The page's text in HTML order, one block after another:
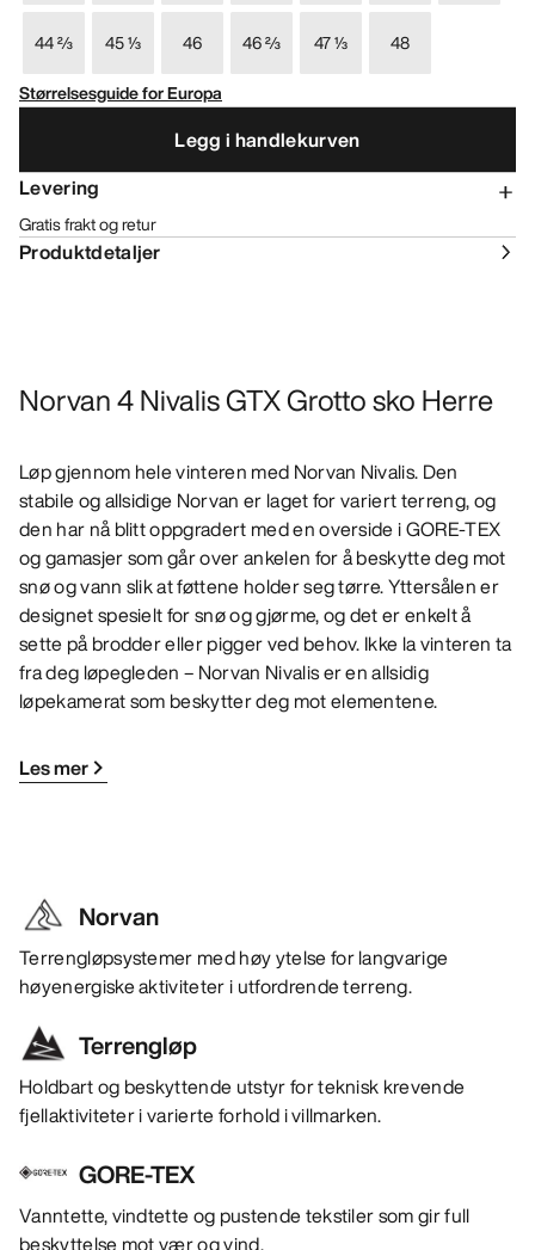
44 ⅔ 45 ⅓ 46 46 ⅔ 47 ⅓
48
Størrelsesguide for Europa
Legg i handlekurven
Levering
Gratis frakt og retur
Produktdetaljer
Norvan 4 Nivalis GTX Grotto sko Herre
Løp gjennom hele vinteren med Norvan Nivalis. Den
stabile og allsidige Norvan er laget for variert terreng, og
den har nå blitt oppgradert med en overside i GORE-TEX
og gamasjer som går over ankelen for å beskytte deg mot
snø og vann slik at føttene holder seg tørre. Yttersålen er
designet spesielt for snø og gjørme, og det er enkelt å
sette på brodder eller pigger ved behov. Ikke la vinteren ta
fra deg løpegleden – Norvan Nivalis er en allsidig
løpekamerat som beskytter deg mot elementene.
Les mer
Norvan
Terrengløpsystemer med høy ytelse for langvarige
høyenergiske aktiviteter i utfordrende terreng.
Terrengløp
Holdbart og beskyttende utstyr for teknisk krevende
fjellaktiviteter i varierte forhold i villmarken.
GORE-TEX
Vanntette, vindtette og pustende tekstiler som gir full